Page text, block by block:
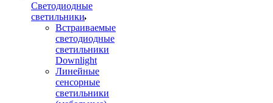
Светодиодные
светильники
Встраиваемые
светодиодные
светильники
Downlight
Линейные
сенсорные
светильники